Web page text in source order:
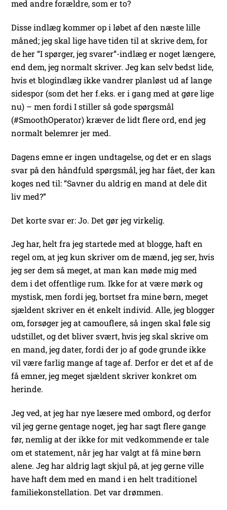
med andre forældre, som er to?
Disse indlæg kommer op i løbet af den næste lille
måned; jeg skal lige have tiden til at skrive dem, for
de her “I spørger, jeg svarer”-indlæg er noget længere,
end dem, jeg normalt skriver. Jeg kan selv bedst lide,
hvis et blogindlæg ikke vandrer planløst ud af lange
sidespor (som det her f.eks. er i gang med at gøre lige
nu) – men fordi I stiller så gode spørgsmål
(#SmoothOperator) kræver de lidt flere ord, end jeg
normalt belemrer jer med.
Dagens emne er ingen undtagelse, og det er en slags
svar på den håndfuld spørgsmål, jeg har fået, der kan
koges ned til: “Savner du aldrig en mand at dele dit
liv med?”
Det korte svar er: Jo. Det gør jeg virkelig.
Jeg har, helt fra jeg startede med at blogge, haft en
regel om, at jeg kun skriver om de mænd, jeg ser, hvis
jeg ser dem så meget, at man kan møde mig med
dem i det offentlige rum. Ikke for at være mørk og
mystisk, men fordi jeg, bortset fra mine børn, meget
sjældent skriver en ét enkelt individ. Alle, jeg blogger
om, forsøger jeg at camouflere, så ingen skal føle sig
udstillet, og det bliver svært, hvis jeg skal skrive om
en mand, jeg dater, fordi der jo af gode grunde ikke
vil være farlig mange af tage af. Derfor er det et af de
få emner, jeg meget sjældent skriver konkret om
herinde.
Jeg ved, at jeg har nye læsere med ombord, og derfor
vil jeg gerne gentage noget, jeg har sagt flere gange
før, nemlig at der ikke for mit vedkommende er tale
om et statement, når jeg har valgt at få mine børn
alene. Jeg har aldrig lagt skjul på, at jeg gerne ville
have haft dem med en mand i en helt traditionel
familiekonstellation. Det var drømmen.